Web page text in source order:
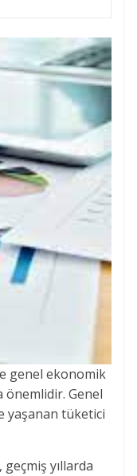
genel ekonomik
Genel
yaşanan tüketici
geçmiş yıllarda